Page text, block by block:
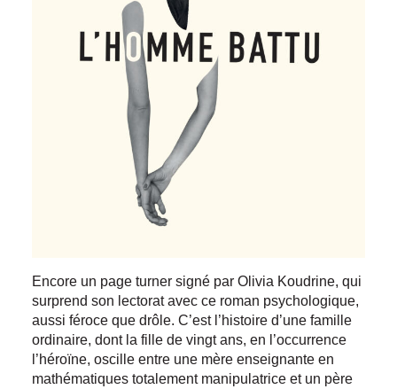
Encore un page turner signé par Olivia Koudrine, qui
surprend son lectorat avec ce roman psychologique,
aussi féroce que drôle. C’est l’histoire d’une famille
ordinaire, dont la fille de vingt ans, en l’occurrence
l’héroïne, oscille entre une mère enseignante en
mathématiques totalement manipulatrice et un père